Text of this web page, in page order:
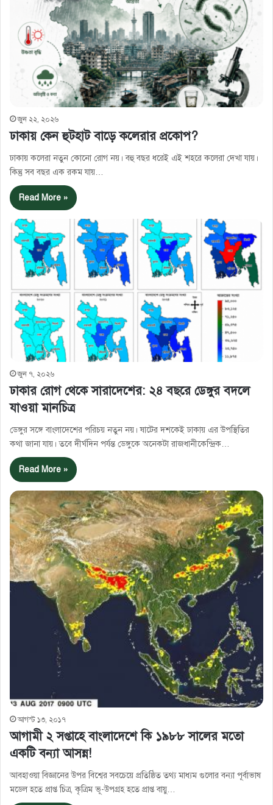
জুন ২২, ২০২৬
ঢাকায় কেন হুটহাট বাড়ে কলেরার প্রকোপ?
ঢাকায় কলেরা নতুন কোনো রোগ নয়। বহু বছর ধরেই এই শহরে কলেরা দেখা যায়।
কিন্তু সব বছর এক রকম যায়…
Read More »
জুন ৭, ২০২৬
ঢাকার রোগ থেকে সারাদেশের: ২৪ বছরে ডেঙ্গুর বদলে
যাওয়া মানচিত্র
ডেঙ্গুর সঙ্গে বাংলাদেশের পরিচয় নতুন নয়। ষাটের দশকেই ঢাকায় এর উপস্থিতির
কথা জানা যায়। তবে দীর্ঘদিন পর্যন্ত ডেঙ্গুকে অনেকটা রাজধানীকেন্দ্রিক…
Read More »
আগস্ট ১৩, ২০১৭
আগামী ২ সপ্তাহে বাংলাদেশে কি ১৯৮৮ সালের মতো
একটি বন্যা আসন্ন!
আবহাওয়া বিজ্ঞানের উপর বিশ্বের সবচেয়ে প্রতিষ্ঠিত তথ্য মাধ্যম গুলোর বন্যা পূর্বাভাষ
মডেল হতে প্রাপ্ত চিত্র, কৃত্রিম ভূ-উপগ্রহ হতে প্রাপ্ত বায়ু…